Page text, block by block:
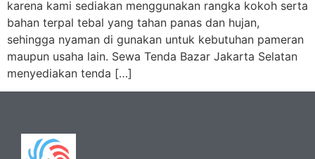
karena kami sediakan menggunakan rangka kokoh serta
bahan terpal tebal yang tahan panas dan hujan,
sehingga nyaman di gunakan untuk kebutuhan pameran
maupun usaha lain. Sewa Tenda Bazar Jakarta Selatan
menyediakan tenda […]